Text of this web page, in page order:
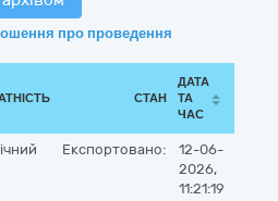
про проведення
СТАН
ДАТА
ТА
ЧАС
Експортовано:
12-06-
2026,
11:21:19